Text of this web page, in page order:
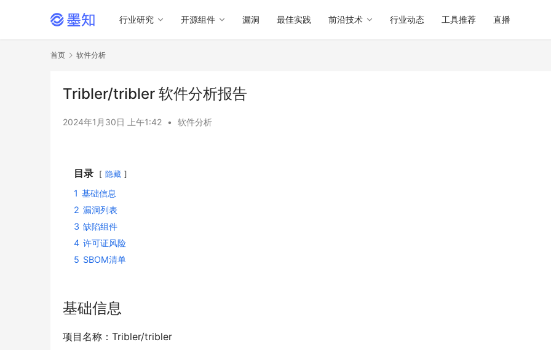
行业研究 开源组件 漏洞 最佳实践 前沿技术 行业动态 工具推荐 直播
首页 软件分析
Tribler/tribler 软件分析报告
2024年1月30日 上午1:42 • 软件分析
目录 隐藏
1 基础信息
2 漏洞列表
3 缺陷组件
4 许可证风险
5 SBOM清单
基础信息
项目名称：Tribler/tribler